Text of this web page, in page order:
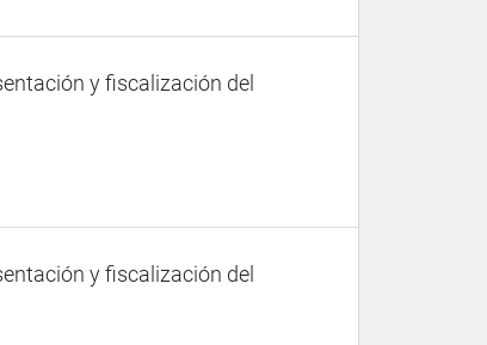
y fiscalización del
y fiscalización del